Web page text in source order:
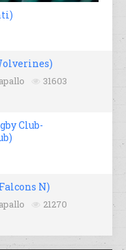
31603
Club-
N)
21270